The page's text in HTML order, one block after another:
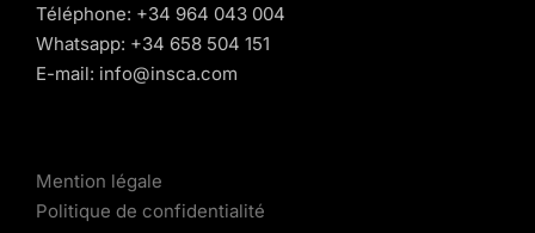
Téléphone: +34 964 043 004
Whatsapp: +34 658 504 151
E-mail: info@insca.com
Mention légale
Politique de confidentialité